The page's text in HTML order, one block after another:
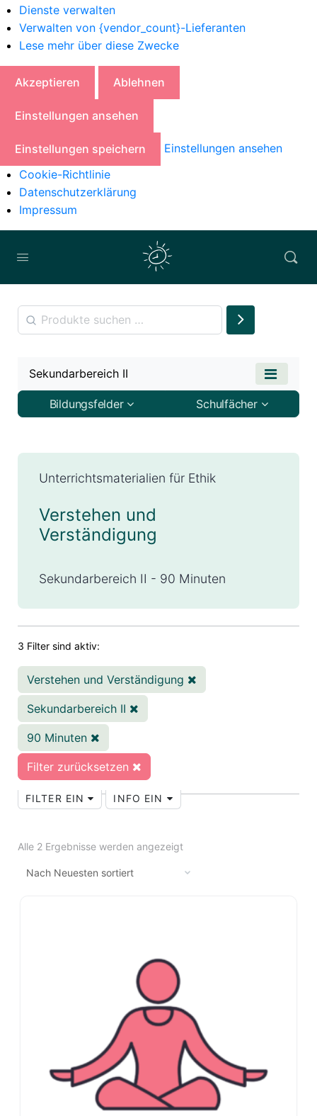
Dienste verwalten
Verwalten von {vendor_count}-Lieferanten
Lese mehr über diese Zwecke
Akzeptieren Ablehnen
Einstellungen ansehen
Einstellungen speichern
Einstellungen ansehen
Cookie-Richtlinie
Datenschutzerklärung
Impressum
Unterrichtsmaterialien für Ethik
Verstehen und
Verständigung
Sekundarbereich II - 90 Minuten
3 Filter sind aktiv:
Verstehen und Verständigung
Sekundarbereich II
90 Minuten
Filter zurücksetzen
FILTER EIN INFO EIN
Alle 2 Ergebnisse werden angezeigt
Sekundarbereich II
Bildungsfelder Schulfächer